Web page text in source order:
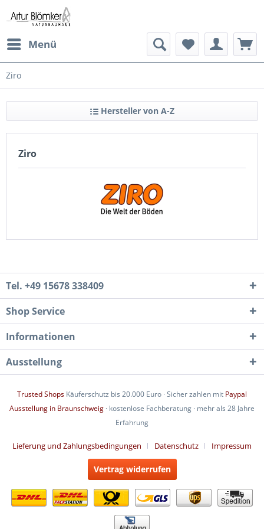
Menü
Ziro
Hersteller von A-Z
Ziro
Tel. +49 15678 338409
Shop Service
Informationen
Ausstellung
Trusted Shops Käuferschutz bis 20.000 Euro · Sicher zahlen mit Paypal
Ausstellung in Braunschweig · kostenlose Fachberatung · mehr als 28 Jahre
Erfahrung
Lieferung und Zahlungsbedingungen Datenschutz Impressum
Vertrag widerrufen